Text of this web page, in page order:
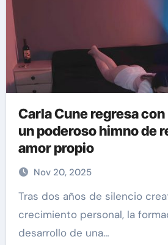
Carla Cune regresa
un poderoso himno de
amor propio
Nov 20, 2025
Tras dos años de silencio creativo dedicados al
crecimiento personal, la
desarrollo de una…